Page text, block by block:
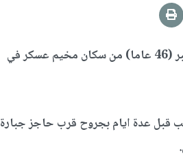
استشهد المواطن محمد صبحي عنبر (46 عاما) من سكان مخيم عسكر في
قبل عدة ايام بجروح قرب حاجز جبارة